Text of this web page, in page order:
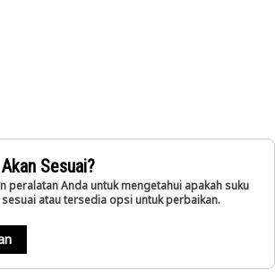
Sesuai?
peralatan Anda untuk mengetahui apakah suku
atau tersedia opsi untuk perbaikan.